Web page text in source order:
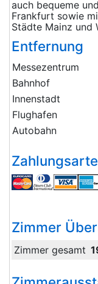
auch bequeme
Frankfurt sowie
Städte Mainz und
Entfernung
Messezentrum
Bahnhof
Innenstadt
Flughafen
Autobahn
Zimmer
Zimmer gesamt